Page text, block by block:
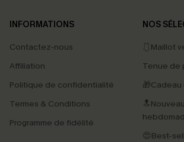
INFORMATIONS
Contactez-nous
Affiliation
Politique de confidentialité
Termes & Conditions
Programme de fidélité
NOS
🩱Maillot
Tenue de
😍Best-
marketing (y compris du contenu généré par l'IA) de
pouvons utiliser les données collectées sur notre
savoir si ceux-ci ont été ouverts, de mesurer votre
personnaliser nos contenus et nos offres, et de vous
produits susceptibles de vous intéresser,
. Vous pouvez vous désabonner à